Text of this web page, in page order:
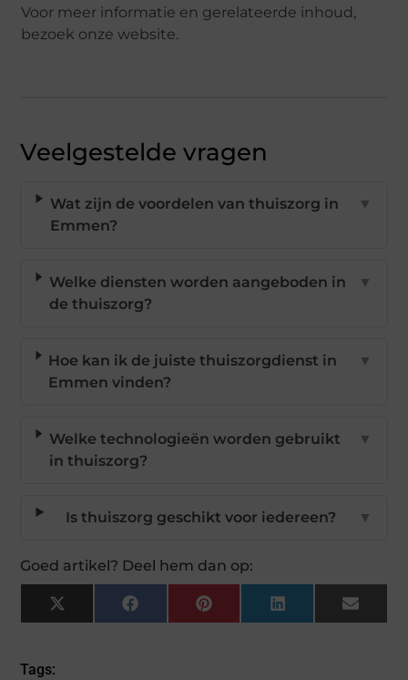
Voor meer informatie en gerelateerde inhoud,
bezoek onze website.
Veelgestelde vragen
Wat zijn de voordelen van thuiszorg in
Emmen?
▼
Welke diensten worden aangeboden in
de thuiszorg?
▼
Hoe kan ik de juiste thuiszorgdienst in
Emmen vinden?
▼
Welke technologieën worden gebruikt
in thuiszorg?
▼
Is thuiszorg geschikt voor iedereen? ▼
Goed artikel? Deel hem dan op:
X
(Twitter)
FacebookPinterestLinkedIn Email
Tags: